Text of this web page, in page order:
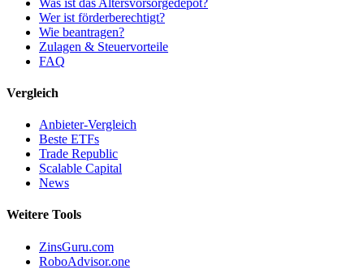
Wer ist förderberechtigt?
Wie beantragen?
Zulagen & Steuervorteile
FAQ
Vergleich
Anbieter-Vergleich
Beste ETFs
Trade Republic
Scalable Capital
News
Weitere Tools
ZinsGuru.com
RoboAdvisor.one